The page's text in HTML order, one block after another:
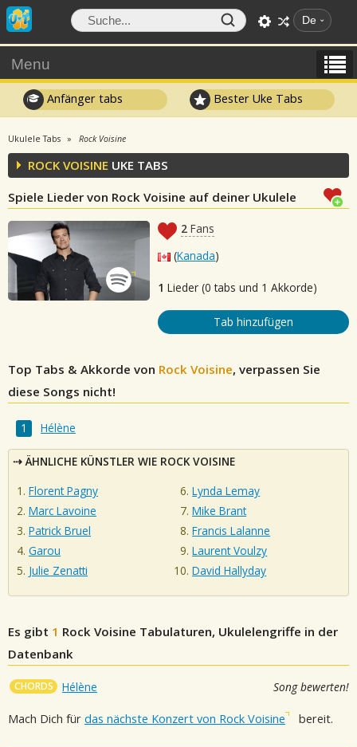
De
Menu
Anfänger tabs Bester Uke Tabs
Ukulele Tabs Rock Voisine
ROCK VOISINE UKE TABS
Spiele Lieder von Rock Voisine auf deiner Ukulele
2 Fans
(Kanada)
1 Lieder (0 tabs und 1 Akkorde)
Tab hinzufügen
Top Tabs & Akkorde von Rock Voisine, verpassen Sie
diese Songs nicht!
Hélène
ÄHNLICHE KÜNSTLER WIE ROCK VOISINE
Florent Pagny
Marc Lavoine
Patrick Bruel
Garou
Julie Zenatti
Lynda Lemay
Mike Brant
Francis Lalanne
Laurent Voulzy
David Hallyday
Es gibt 1 Rock Voisine Tabulaturen, Ukulelengriffe in der
Datenbank
CHORDS Hélène Song bewerten!
Mach Dich für das nächste Konzert von Rock Voisine bereit.